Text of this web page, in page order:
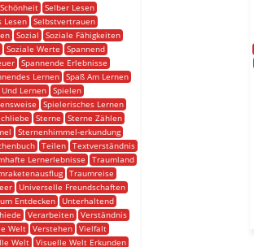
Schönheit
Selber Lesen
Lesen Selbstvertrauen
Sozial
Soziale Fähigkeiten
Soziale Werte
Spannend
Spannende Erlebnisse
Lernen Spaß Am Lernen
Lernen
Spielen
Spielerisches Lernen
Sterne
Sterne Zählen
Sternenhimmel-erkundung
Teilen Textverständnis
Lernerlebnisse
Traumland
Traumreise
Universelle Freundschaften
Entdecken
Unterhaltend
Verarbeiten Verständnis
Welt Verstehen Vielfalt
Welt
Visuelle Welt Erkunden